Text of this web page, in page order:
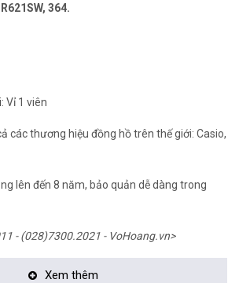
364.
Vỉ 1 viên
các thương hiệu đồng hồ trên thế giới: Casio,
lên đến 8 năm, bảo quản dễ dàng trong
- (028)7300.2021 - VoHoang.vn>
Xem thêm